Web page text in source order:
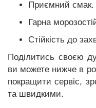
Приємний смак.
Гарна
Стійкість до
Поділитись своєю
ви можете нижче в
покращити сервіс,
та швидкими.